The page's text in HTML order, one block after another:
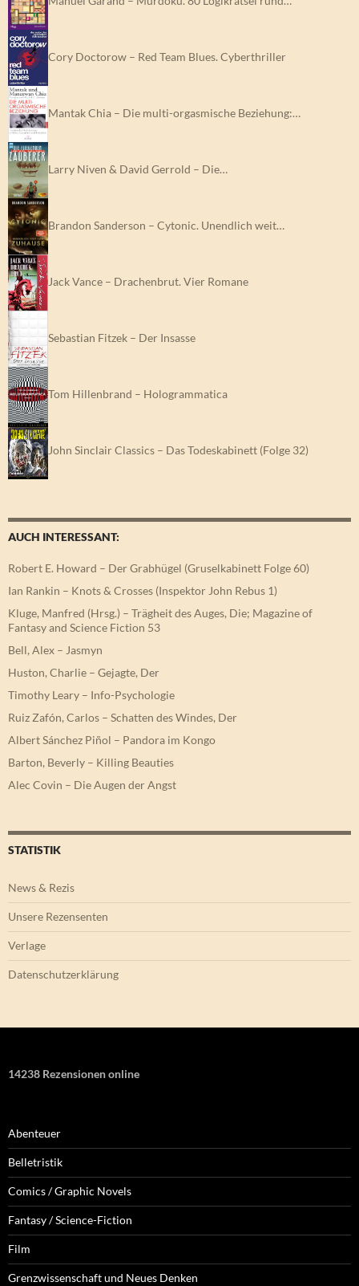
Cory Doctorow – Red Team Blues. Cyberthriller
Mantak Chia – Die multi-orgasmische Beziehung:…
Larry Niven & David Gerrold – Die…
Brandon Sanderson – Cytonic. Unendlich weit…
Jack Vance – Drachenbrut. Vier Romane
Sebastian Fitzek – Der Insasse
Tom Hillenbrand – Hologrammatica
John Sinclair Classics – Das Todeskabinett (Folge 32)
AUCH INTERESSANT:
Robert E. Howard – Der Grabhügel (Gruselkabinett Folge 60)
Ian Rankin – Knots & Crosses (Inspektor John Rebus 1)
Kluge, Manfred (Hrsg.) – Trägheit des Auges, Die; Magazine of
Fantasy and Science Fiction 53
Bell, Alex – Jasmyn
Huston, Charlie – Gejagte, Der
Timothy Leary – Info-Psychologie
Ruiz Zafón, Carlos – Schatten des Windes, Der
Albert Sánchez Piñol – Pandora im Kongo
Barton, Beverly – Killing Beauties
Alec Covin – Die Augen der Angst
STATISTIK
News & Rezis
Unsere Rezensenten
Verlage
Datenschutzerklärung
14238 Rezensionen online
Abenteuer
Belletristik
Comics / Graphic Novels
Fantasy / Science-Fiction
Film
Grenzwissenschaft und Neues Denken